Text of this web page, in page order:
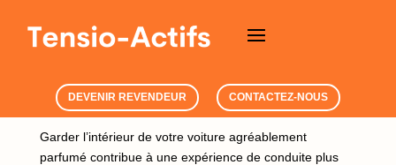
DEVENIR REVENDEUR CONTACTEZ-NOUS
Garder l’intérieur de votre voiture agréablement
parfumé contribue à une expérience de conduite plus